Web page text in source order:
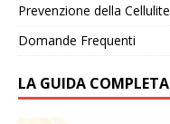
Prevenzione della Cellulite
Domande Frequenti
LA GUIDA COMPLETA